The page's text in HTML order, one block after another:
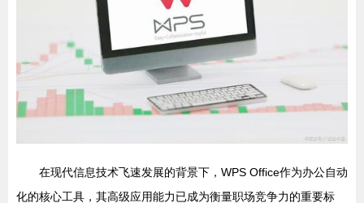
在现代信息技术飞速发展的背景下，WPS Office作为办公自动
化的核心工具，其高级应用能力已成为衡量职场竞争力的重要标